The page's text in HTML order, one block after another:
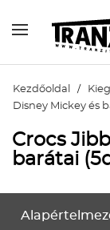
Kezdőoldal /
Disney Mickey és
Crocs
barátai
KIEGÉSZÍTŐ